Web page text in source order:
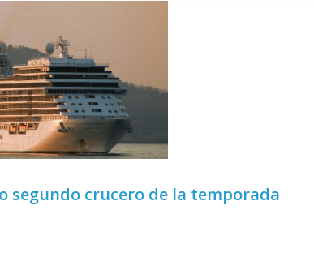
segundo crucero de la temporada